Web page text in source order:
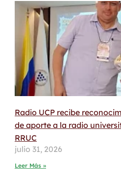
Radio UCP recibe
de aporte a la radio
RRUC
julio 31, 2026
Leer Más »